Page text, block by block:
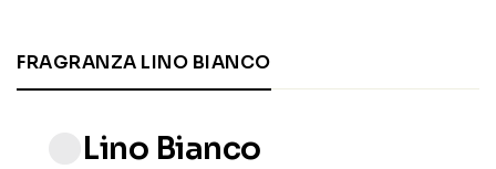
FRAGRANZA LINO BIANCO
Lino Bianco